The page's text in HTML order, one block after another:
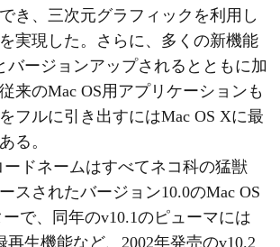
き、三次元グラフィックを利用し
実現した。さらに、多くの新機能
バージョンアップされるとともに加
来のMac OS用アプリケーションも
フルに引き出すにはMac OS Xに最
る。
ドネームはすべてネコ科の猛獣
スされたバージョン10.0のMac OS
で、同年のv10.1のピューマには
再生機能など、2002年発売のv10.2